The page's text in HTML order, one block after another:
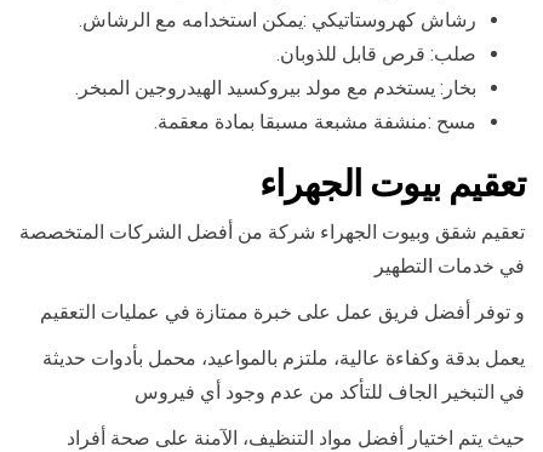
رشاش كهروستاتيكي :يمكن استخدامه مع الرشاش.
صلب: قرص قابل للذوبان.
بخار: يستخدم مع مولد بيروكسيد الهيدروجين المبخر.
مسح :منشفة مشبعة مسبقا بمادة معقمة.
تعقيم بيوت الجهراء
تعقيم شقق وبيوت الجهراء شركة من أفضل الشركات المتخصصة
في خدمات التطهير
و توفر أفضل فريق عمل على خبرة ممتازة في عمليات التعقيم
يعمل بدقة وكفاءة عالية، ملتزم بالمواعيد، محمل بأدوات حديثة
في التبخير الجاف للتأكد من عدم وجود أي فيروس
حيث يتم اختيار أفضل مواد التنظيف، الآمنة على صحة أفراد